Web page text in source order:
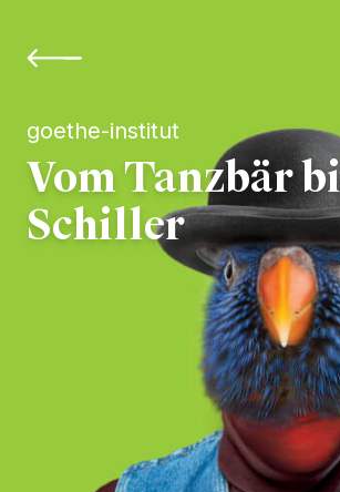
goethe-institut
Vom Tanzbär
Schiller